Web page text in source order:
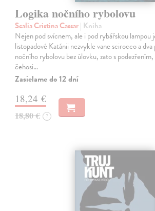
Logika nočního rybolovu
Scalia Cristina Cassar| Kniha
Nejen pod svícnem, ale i pod rybářskou lampou
listopadové Katánii nezvykle vane scirocco a
nočního rybolovu bez úlovku, zato s
čehosi…
Zasielame do 12 dní
18,24 €
18,80 € ?